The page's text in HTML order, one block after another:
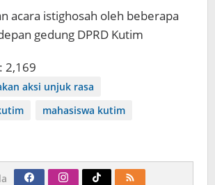
acara istighosah oleh beberapa
gedung DPRD Kutim
2,169
aksi unjuk rasa
mahasiswa kutim